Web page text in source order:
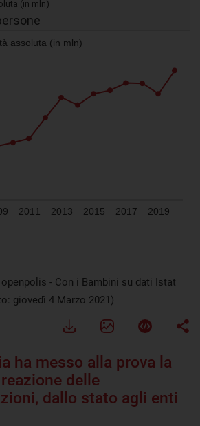
- Con i Bambini su dati Istat
giovedì 4 Marzo 2021)
ha messo alla prova la
delle
dallo stato agli enti